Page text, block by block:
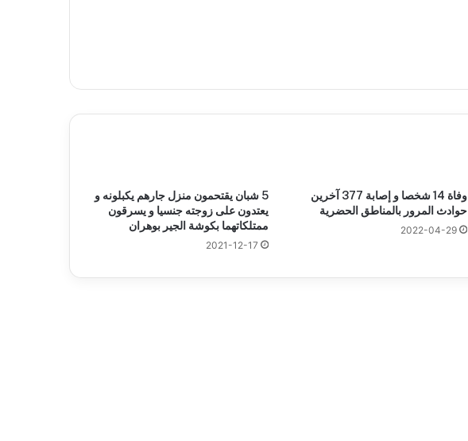
وفاة 14 شخصا و إصابة 377 آخرين
حوادث المرور بالمناطق الحضرية
2022-04-29
5 شبان يقتحمون منزل جارهم يكبلونه و
يعتدون على زوجته جنسيا و يسرقون
ممتلكاتهما بكوشة الجير بوهران
2021-12-17